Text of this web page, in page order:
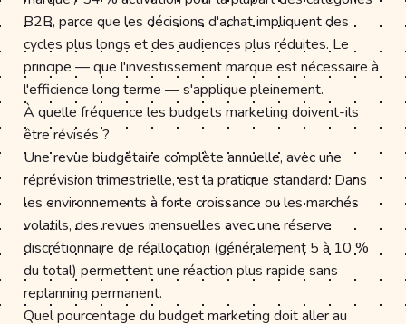
B2B, parce que les décisions d'achat impliquent des
cycles plus longs et des audiences plus réduites. Le
principe — que l'investissement marque est nécessaire à
l'efficience long terme — s'applique pleinement.
À quelle fréquence les budgets marketing doivent-ils
être révisés ?
Une revue budgétaire complète annuelle, avec une
réprévision trimestrielle, est la pratique standard. Dans
les environnements à forte croissance ou les marchés
volatils, des revues mensuelles avec une réserve
discrétionnaire de réallocation (généralement 5 à 10 %
du total) permettent une réaction plus rapide sans
replanning permanent.
Quel pourcentage du budget marketing doit aller au